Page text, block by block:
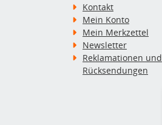
Kontakt
Mein Konto
Mein Merkzettel
Newsletter
Reklamationen und
Rücksendungen